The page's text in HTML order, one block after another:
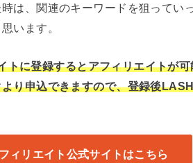
は、関連のキーワードを狙ってい
います。
に登録するとアフィリエイトが
り申込できますので、登録後
ィリエイト公式サイトはこちら